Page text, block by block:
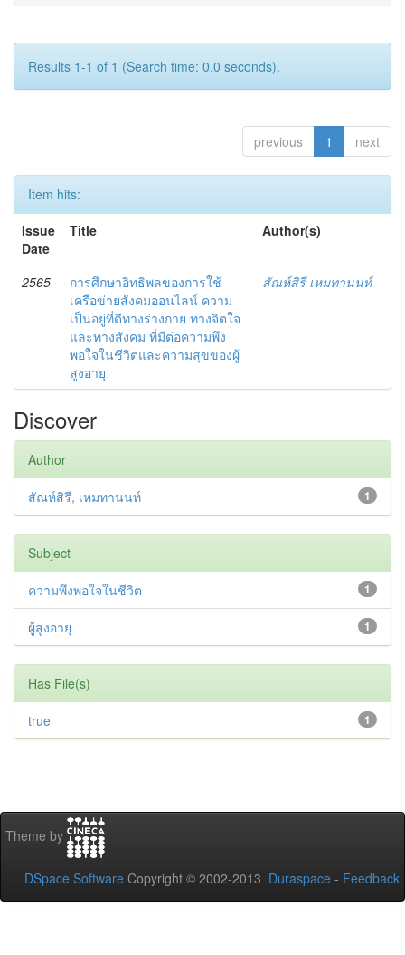
Results 1-1 of 1 (Search time: 0.0 seconds).
previous 1 next
Item hits:
Issue
Date
Title Author(s)
2565
การศึกษาอิทธิพลของการใช้
เครือข่ายสังคมออนไลน์ ความ
เป็นอยู่ที่ดีทางร่างกาย ทางจิตใจ
และทางสังคม ที่มีต่อความพึง
พอใจในชีวิตและความสุขของผู้
สูงอายุ
สัณห์สิรี เหมทานนท์
Discover
Author
1
สัณห์สิรี, เหมทานนท์
Subject
1
ความพึงพอใจในชีวิต
1
ผู้สูงอายุ
Has File(s)
1
true
Theme by
DSpace Software Copyright © 2002-2013 Duraspace - Feedback